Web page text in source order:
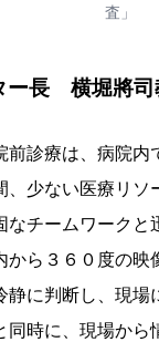
査」
ー長 横堀將
前診療は、病院
少ない医療リソ
チームワークと
ら３６０度の映
静に判断し、現場
同時に、現場から